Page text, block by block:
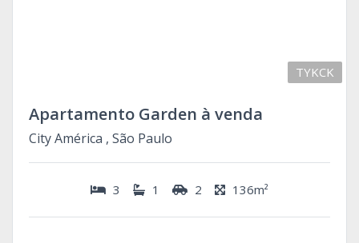
TYKCK
Apartamento Garden à venda
City América , São Paulo
3 1 2 136m²